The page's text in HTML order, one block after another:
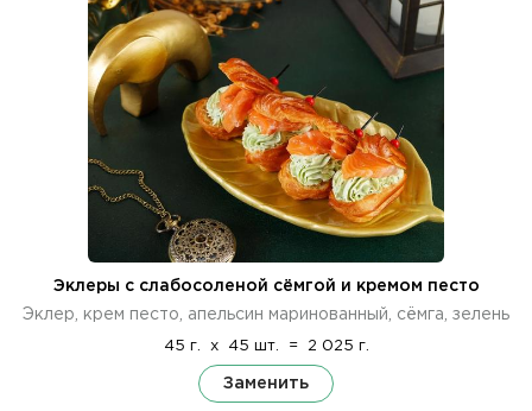
Эклеры с слабосоленой сёмгой и кремом песто
Эклер, крем песто, апельсин маринованный, сёмга, зелень
45 г. x 45 шт. = 2 025 г.
Заменить